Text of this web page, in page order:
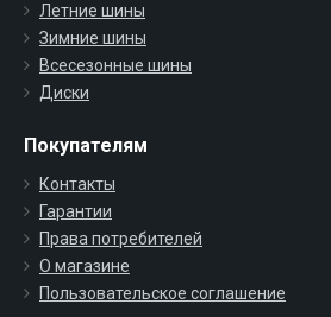
Летние шины
Зимние шины
Всесезонные шины
Диски
Покупателям
Контакты
Гарантии
Права потребителей
О магазине
Пользовательское соглашение